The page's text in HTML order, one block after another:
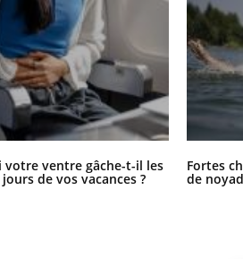
votre ventre gâche-t-il les
de vos vacances ?
Fortes
de